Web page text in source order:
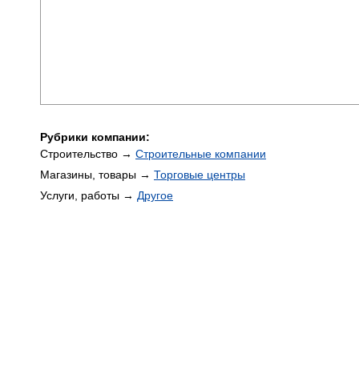
Рубрики компании:
Строительство → Строительные компании
Магазины, товары → Торговые центры
Услуги, работы → Другое